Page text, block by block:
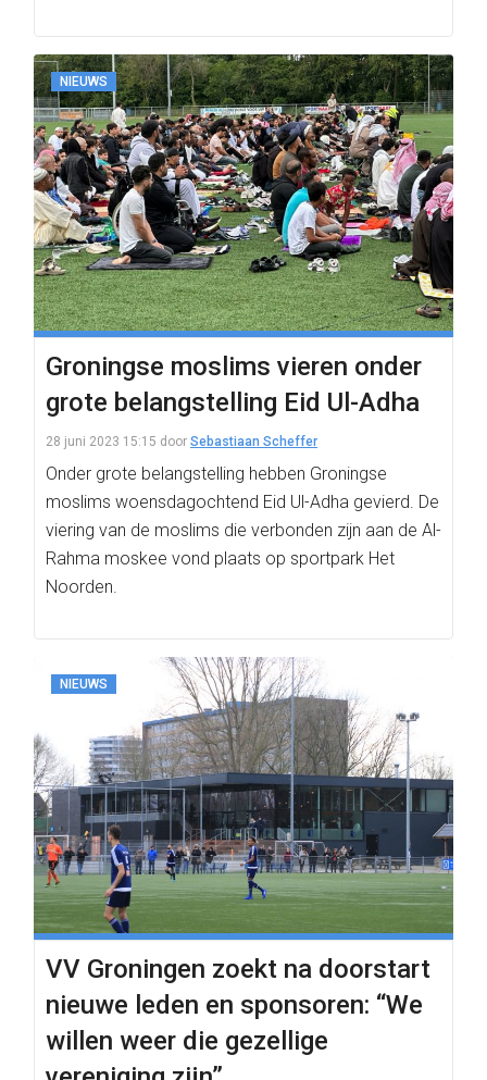
NIEUWS
Groningse moslims vieren onder
grote belangstelling Eid Ul-Adha
28 juni 2023 15:15 door Sebastiaan Scheffer
Onder grote belangstelling hebben Groningse
moslims woensdagochtend Eid Ul-Adha gevierd. De
viering van de moslims die verbonden zijn aan de Al-
Rahma moskee vond plaats op sportpark Het
Noorden.
NIEUWS
VV Groningen zoekt na doorstart
nieuwe leden en sponsoren: “We
willen weer die gezellige